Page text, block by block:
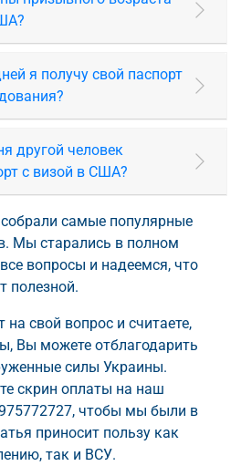
я получу свой паспорт
другой человек
с визой в США?
самые популярные
Мы старались в полном
вопросы и надеемся, что
полезной.
свой вопрос и считаете,
Вы можете отблагодарить
силы Украины.
скрин оплаты на наш
чтобы мы были в
приносит пользу как
так и ВСУ.